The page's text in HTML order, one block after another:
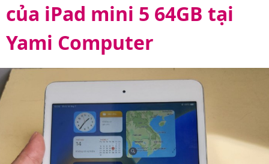
của iPad mini 5 64GB tại
Yami Computer